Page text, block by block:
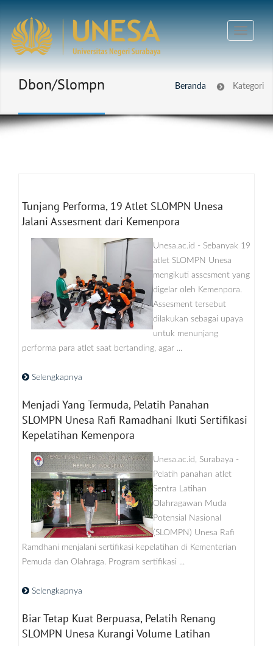
Dbon/slompn Beranda Kategori
Tunjang Performa, 19 Atlet SLOMPN Unesa
Jalani Assesment dari Kemenpora
Unesa.ac.id - Sebanyak 19
atlet SLOMPN Unesa
mengikuti assesment yang
digelar oleh Kemenpora.
Assesment tersebut
dilakukan sebagai upaya
untuk menunjang
performa para atlet saat bertanding, agar ...
Selengkapnya
Menjadi Yang Termuda, Pelatih Panahan
SLOMPN Unesa Rafi Ramadhani Ikuti Sertifikasi
Kepelatihan Kemenpora
Unesa.ac.id, Surabaya -
Pelatih panahan atlet
Sentra Latihan
Olahragawan Muda
Potensial Nasional
(SLOMPN) Unesa Rafi
Ramdhani menjalani sertifikasi kepelatihan di Kementerian
Pemuda dan Olahraga. Program sertifikasi ...
Selengkapnya
Biar Tetap Kuat Berpuasa, Pelatih Renang
SLOMPN Unesa Kurangi Volume Latihan